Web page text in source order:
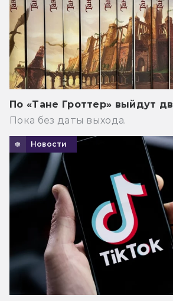
По «Тане Гроттер» выйдут
Пока без даты выхода.
Новости